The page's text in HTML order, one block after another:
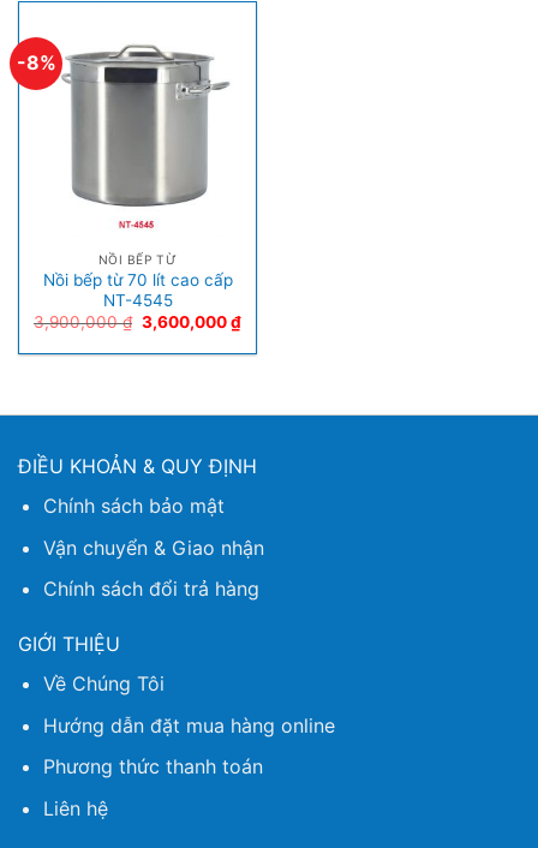
-8%
NỒI BẾP TỪ
Nồi bếp từ 70 lít cao cấp
NT-4545
3,900,000₫ 3,600,000₫
ĐIỀU KHOẢN & QUY ĐỊNH
Chính sách bảo mật
Vận chuyển & Giao nhận
Chính sách đổi trả hàng
GIỚI THIỆU
Về Chúng Tôi
Hướng dẫn đặt mua hàng online
Phương thức thanh toán
Liên hệ